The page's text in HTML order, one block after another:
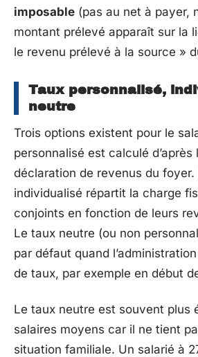
imposable (pas au net à payer,
montant prélevé apparaît sur la
le revenu prélevé à la source »
Taux personnalisé,
neutre
Trois options existent pour le
personnalisé est calculé d’après
déclaration de revenus du foyer.
individualisé répartit la charge
conjoints en fonction de leurs
Le taux neutre (ou non
par défaut quand
de taux, par exemple en début
Le taux neutre est souvent plus
salaires moyens car il ne tient
situation familiale. Un salarié à